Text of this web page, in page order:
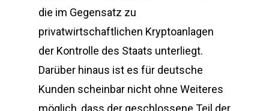
die im Gegensatz zu
privatwirtschaftlichen Kryptoanlagen
der Kontrolle des Staats unterliegt.
Darüber hinaus ist es für deutsche
Kunden scheinbar nicht ohne Weiteres
möglich, dass der geschlossene Teil der